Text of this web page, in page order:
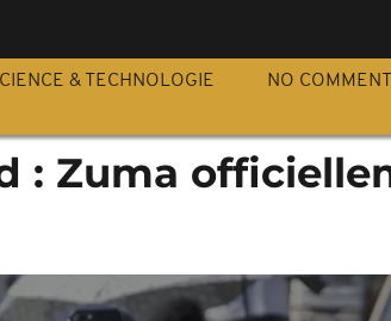
& TECHNOLOGIE NO COMMENT
: Zuma